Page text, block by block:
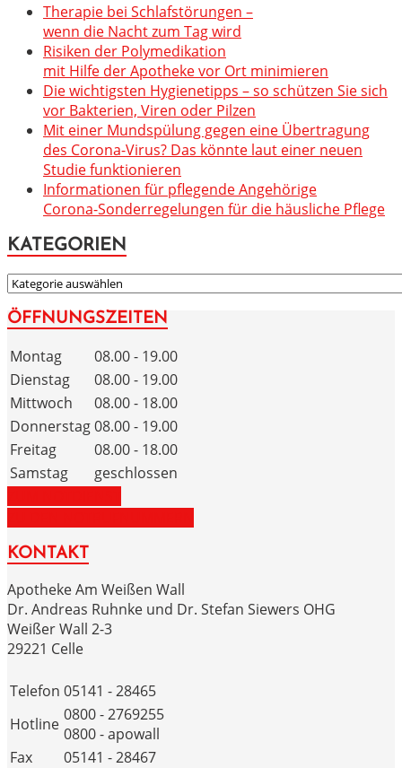
Therapie bei Schlafstörungen –
wenn die Nacht zum Tag wird
Risiken der Polymedikation
mit Hilfe der Apotheke vor Ort minimieren
Die wichtigsten Hygienetipps – so schützen Sie sich
vor Bakterien, Viren oder Pilzen
Mit einer Mundspülung gegen eine Übertragung
des Corona-Virus? Das könnte laut einer neuen
Studie funktionieren
Informationen für pflegende Angehörige
Corona-Sonderregelungen für die häusliche Pflege
KATEGORIEN
KATEGORIEN
ÖFFNUNGSZEITEN
Montag
08.00 - 19.00
Dienstag
08.00 - 19.00
Mittwoch
08.00 - 18.00
Donnerstag08.00 - 19.00
Freitag
08.00 - 18.00
Samstag
geschlossen
KONTAKT
Apotheke Am Weißen Wall
Dr. Andreas Ruhnke und Dr. Stefan Siewers OHG
Weißer Wall 2-3
29221 Celle
Telefon 05141 - 28465
Hotline 0800 - 2769255
0800 - apowall
Fax
05141 - 28467